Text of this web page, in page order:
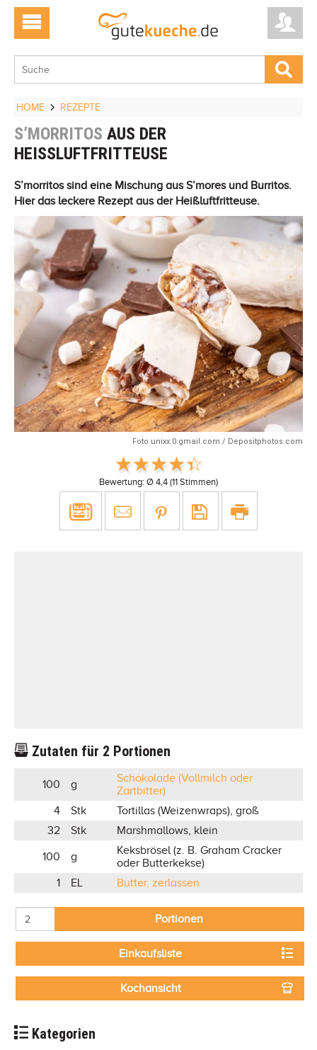
HOME REZEPTE
S’MORRITOS AUS DER
HEISSLUFTFRITTEUSE
S’morritos sind eine Mischung aus S’mores und Burritos.
Hier das leckere Rezept aus der Heißluftfritteuse.
Foto unixx.0.gmail.com / Depositphotos.com
Bewertung: Ø 4,4 (11 Stimmen)
Zutaten für 2 Portionen
100 g
Schokolade (Vollmilch oder
Zartbitter)
4
Stk
Tortillas (Weizenwraps), groß
32
Stk Marshmallows, klein
100 g
Keksbrösel (z. B. Graham Cracker
oder Butterkekse)
1
EL Butter, zerlassen
Portionen
Einkaufsliste
Kochansicht
Kategorien